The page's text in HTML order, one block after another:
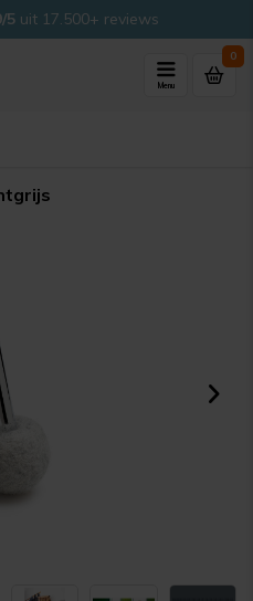
5 uit 17.500+ reviews
Menu
0